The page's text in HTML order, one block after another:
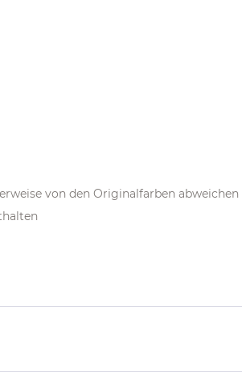
von den Originalfarben abweichen